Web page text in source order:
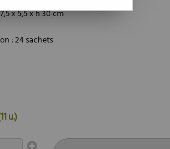
x 5,5 x h 30 cm
: 24 sachets
u.)